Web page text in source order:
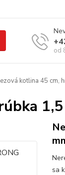
od
kotlina 45 cm,
sa